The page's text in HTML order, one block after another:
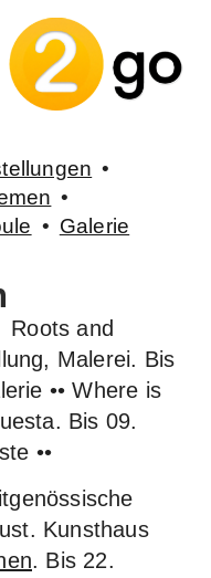
•
•
• Galerie
Roots and
Malerei. Bis
•• Where is
Bis 09.
••
Kunsthaus
. Bis 22.